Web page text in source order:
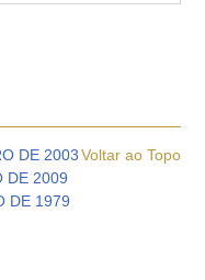
Voltar ao Topo
DE 2003
DE 2009
DE 1979